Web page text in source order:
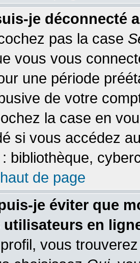
je déconnecté
pas la case
vous vous
une période
de votre
la case en
si vous accédez
bibliothèque,
de page
je éviter que
utilisateurs en
vous